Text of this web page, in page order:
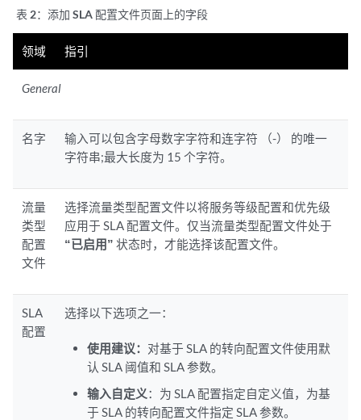
表 2： 添加 SLA 配置文件页面上的字段
领域 指引
General
名字
输入可以包含字母数字字符和连字符 （-） 的唯一
字符串;最大长度为 15 个字符。
流量
类型
配置
文件
选择流量类型配置文件以将服务等级配置和优先级
应用于 SLA 配置文件。仅当流量类型配置文件处于
“已启用” 状态时，才能选择该配置文件。
SLA
配置
选择以下选项之一：
使用建议： 对基于 SLA 的转向配置文件使用默
认 SLA 阈值和 SLA 参数。
输入自定义：为 SLA 配置指定自定义值，为基
于 SLA 的转向配置文件指定 SLA 参数。